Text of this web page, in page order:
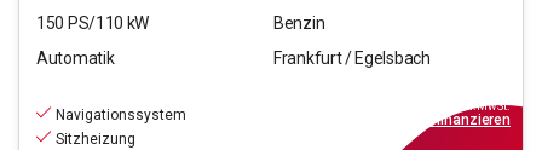
150 PS/110 kW
Benzin
Automatik
Frankfurt / Egelsbach
Navigationssystem
Sitzheizung
inkl.MwSt.
finanzieren